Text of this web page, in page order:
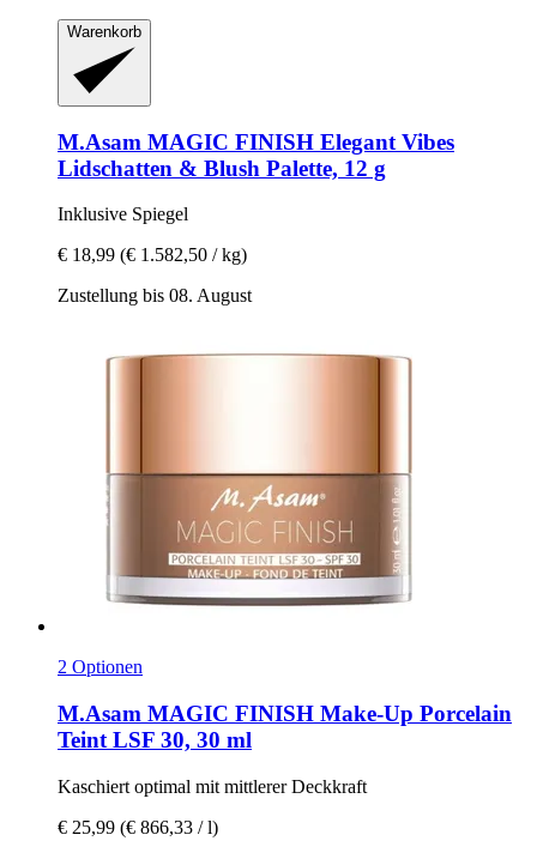
Warenkorb
M.Asam MAGIC FINISH Elegant Vibes
Lidschatten & Blush Palette, 12 g
Inklusive Spiegel
€ 18,99 (€ 1.582,50 / kg)
Zustellung bis 08. August
2 Optionen
M.Asam MAGIC FINISH Make-​Up Porcelain
Teint LSF 30, 30 ml
Kaschiert optimal mit mittlerer Deckkraft
€ 25,99 (€ 866,33 / l)